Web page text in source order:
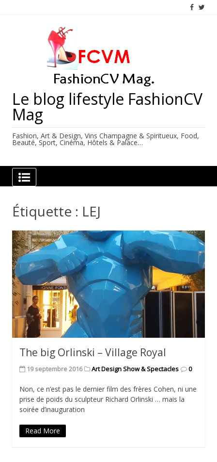
Le blog lifestyle FashionCV
Mag
Fashion, Art & Design, Vins Champagne & Spiritueux, Food,
Beauté, Sport, Cinéma, Hôtels & Palace…
Étiquette : LEJ
The big Orlinski – Village Royal
19 septembre 2016 Art Design Show & Spectacles 0
Non, ce n’est pas le dernier film des frères Cohen, ni une
prise de poids du sculpteur Richard Orlinski … mais la
soirée d’inauguration
Read More